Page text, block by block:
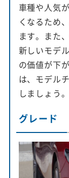
車種や人気
くなるため
ます。また
新しいモデ
の価値が下
は、モデル
しましょう。
グレード